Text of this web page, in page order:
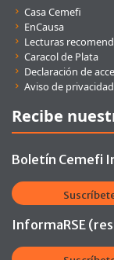
Casa Cemefi
EnCausa
Lecturas
Caracol de Plata
Declaración de
Aviso de privacidad
Recibe
Boletín Cemefi
InformaRSE